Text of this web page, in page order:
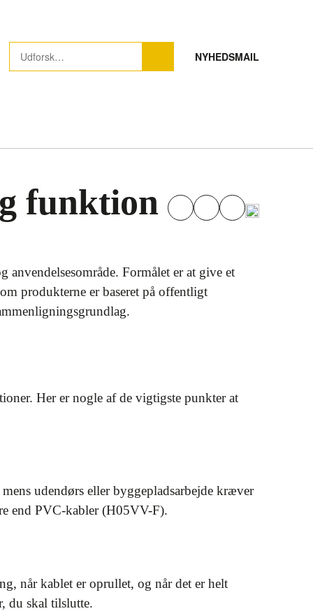
NYHEDSMAIL
funktion
Formålet er at give et
produkterne er baseret på offentligt
Her er nogle af de vigtigste punkter at
udendørs eller byggepladsarbejde kræver
end PVC-kabler (H05VV-F).
når kablet er oprullet, og når det er helt
du skal tilslutte.